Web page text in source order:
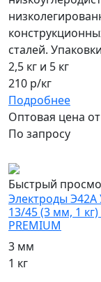
сталей.
2,5 кг и 5 кг
210 р/кг
Подробнее
Оптовая цена от
По запросу
Быстрый
Электроды
13/45 (3 мм, 1 кг)
PREMIUM
3 мм
1 кг